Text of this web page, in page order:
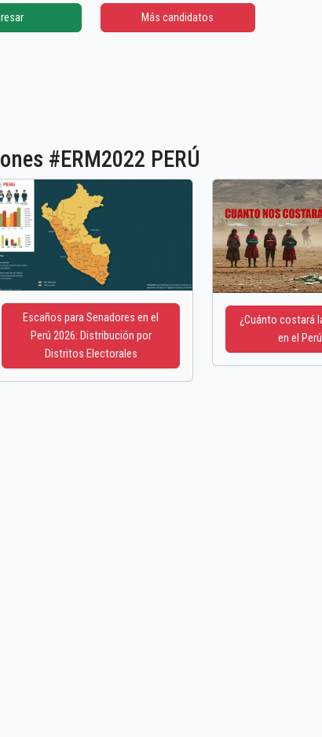
Más candidatos
#ERM2022 PERÚ
Escaños para Senadores en el
Perú 2026: Distribución por
Distritos Electorales
¿Cuánto costará
en el